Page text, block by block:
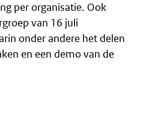
per organisatie. Ook
van 16 juli
onder andere het delen
en een demo van de